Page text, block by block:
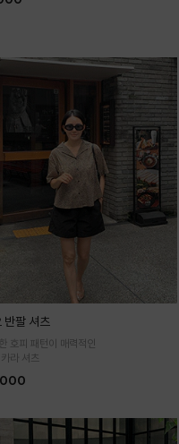
반팔 셔츠
호피 패턴이 매력적인
라 셔츠